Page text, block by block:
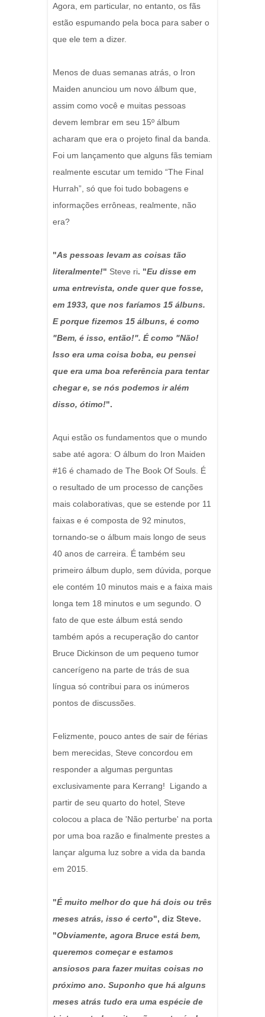
Agora, em particular, no entanto, os fãs
estão espumando pela boca para saber o
que ele tem a dizer.
Menos de duas semanas atrás, o Iron
Maiden anunciou um novo álbum que,
assim como você e muitas pessoas
devem lembrar em seu 15º álbum
acharam que era o projeto final da banda.
Foi um lançamento que alguns fãs temiam
realmente escutar um temido “The Final
Hurrah”, só que foi tudo bobagens e
informações errôneas, realmente, não
era?
"As pessoas levam as coisas tão
literalmente!" Steve ri. "Eu disse em
uma entrevista, onde quer que fosse,
em 1933, que nos faríamos 15 álbuns.
E porque fizemos 15 álbuns, é como
"Bem, é isso, então!". É como "Não!
Isso era uma coisa boba, eu pensei
que era uma boa referência para tentar
chegar e, se nós podemos ir além
disso, ótimo!".
Aqui estão os fundamentos que o mundo
sabe até agora: O álbum do Iron Maiden
#16 é chamado de The Book Of Souls. É
o resultado de um processo de canções
mais colaborativas, que se estende por 11
faixas e é composta de 92 minutos,
tornando-se o álbum mais longo de seus
40 anos de carreira. É também seu
primeiro álbum duplo, sem dúvida, porque
ele contém 10 minutos mais e a faixa mais
longa tem 18 minutos e um segundo. O
fato de que este álbum está sendo
também após a recuperação do cantor
Bruce Dickinson de um pequeno tumor
cancerígeno na parte de trás de sua
língua só contribui para os inúmeros
pontos de discussões.
Felizmente, pouco antes de sair de férias
bem merecidas, Steve concordou em
responder a algumas perguntas
exclusivamente para Kerrang! Ligando a
partir de seu quarto do hotel, Steve
colocou a placa de 'Não perturbe' na porta
por uma boa razão e finalmente prestes a
lançar alguma luz sobre a vida da banda
em 2015.
"É muito melhor do que há dois ou três
meses atrás, isso é certo", diz Steve.
"Obviamente, agora Bruce está bem,
queremos começar e estamos
ansiosos para fazer muitas coisas no
próximo ano. Suponho que há alguns
meses atrás tudo era uma espécie de